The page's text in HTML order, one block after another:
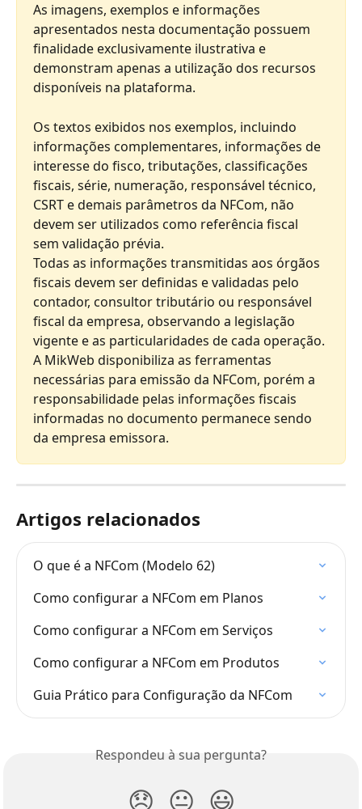
As imagens, exemplos e informações
apresentados nesta documentação possuem
finalidade exclusivamente ilustrativa e
demonstram apenas a utilização dos recursos
disponíveis na plataforma.
Os textos exibidos nos exemplos, incluindo
informações complementares, informações de
interesse do fisco, tributações, classificações
fiscais, série, numeração, responsável técnico,
CSRT e demais parâmetros da NFCom, não
devem ser utilizados como referência fiscal
sem validação prévia.
Todas as informações transmitidas aos órgãos
fiscais devem ser definidas e validadas pelo
contador, consultor tributário ou responsável
fiscal da empresa, observando a legislação
vigente e as particularidades de cada operação.
A MikWeb disponibiliza as ferramentas
necessárias para emissão da NFCom, porém a
responsabilidade pelas informações fiscais
informadas no documento permanece sendo
da empresa emissora.
Artigos relacionados
O que é a NFCom (Modelo 62)
Como configurar a NFCom em Planos
Como configurar a NFCom em Serviços
Como configurar a NFCom em Produtos
Guia Prático para Configuração da NFCom
Respondeu à sua pergunta?
😞 😐 😃